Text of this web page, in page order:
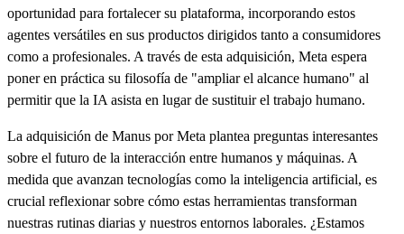
oportunidad para fortalecer su plataforma, incorporando estos
agentes versátiles en sus productos dirigidos tanto a consumidores
como a profesionales. A través de esta adquisición, Meta espera
poner en práctica su filosofía de "ampliar el alcance humano" al
permitir que la IA asista en lugar de sustituir el trabajo humano.
La adquisición de Manus por Meta plantea preguntas interesantes
sobre el futuro de la interacción entre humanos y máquinas. A
medida que avanzan tecnologías como la inteligencia artificial, es
crucial reflexionar sobre cómo estas herramientas transforman
nuestras rutinas diarias y nuestros entornos laborales. ¿Estamos